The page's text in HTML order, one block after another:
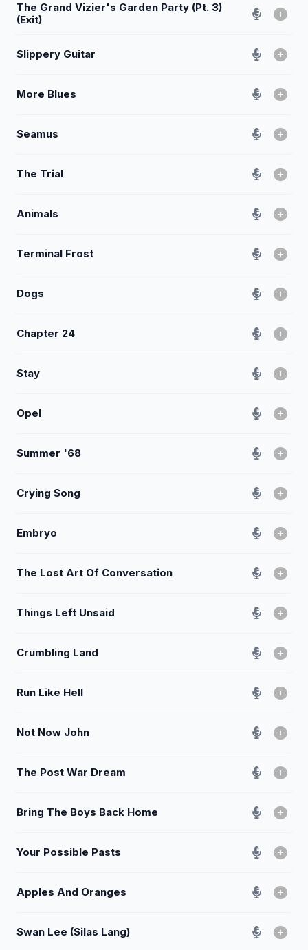
The Grand Vizier's Garden Party (Pt. 3)
(Exit)
Slippery Guitar
More Blues
Seamus
The Trial
Animals
Terminal Frost
Dogs
Chapter 24
Stay
Opel
Summer '68
Crying Song
Embryo
The Lost Art Of Conversation
Things Left Unsaid
Crumbling Land
Run Like Hell
Not Now John
The Post War Dream
Bring The Boys Back Home
Your Possible Pasts
Apples And Oranges
Swan Lee (Silas Lang)